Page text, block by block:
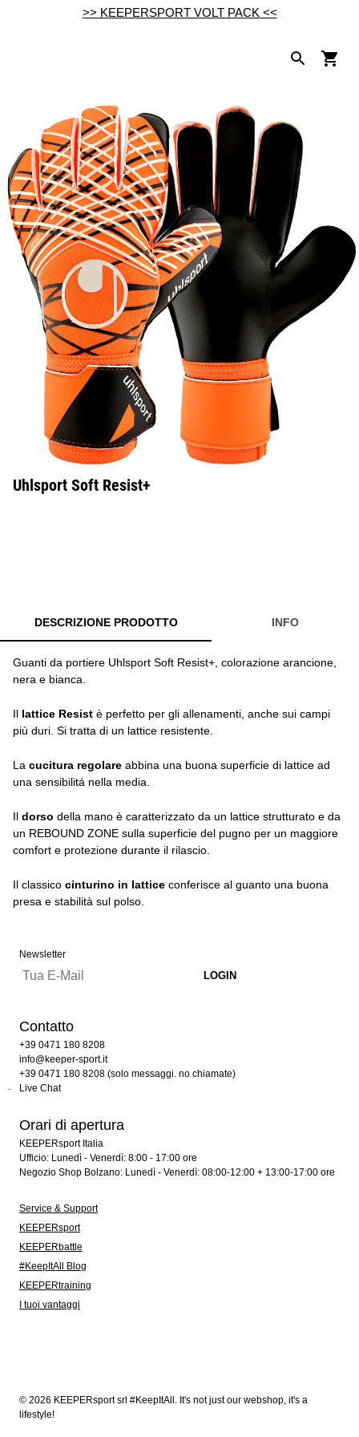
>> KEEPERSPORT VOLT PACK <<
Uhlsport Soft Resist+
DESCRIZIONE PRODOTTO INFO
Guanti da portiere Uhlsport Soft Resist+, colorazione arancione,
nera e bianca.
Il lattice Resist è perfetto per gli allenamenti, anche sui campi
più duri. Si tratta di un lattice resistente.
La cucitura regolare abbina una buona superficie di lattice ad
una sensibilitá nella media.
Il dorso della mano è caratterizzato da un lattice strutturato e da
un REBOUND ZONE sulla superficie del pugno per un maggiore
comfort e protezione durante il rilascio.
Il classico cinturino in lattice conferisce al guanto una buona
presa e stabilità sul polso.
Newsletter
Contatto
+39 0471 180 8208
info@keeper-sport.it
+39 0471 180 8208 (solo messaggi. no chiamate)
Live Chat
Orari di apertura
KEEPERsport Italia
Ufficio: Lunedì - Venerdì: 8:00 - 17:00 ore
Negozio Shop Bolzano: Lunedì - Venerdì: 08:00-12:00 + 13:00-17:00 ore
Service & Support
KEEPERsport
KEEPERbattle
#KeepItAll Blog
KEEPERtraining
I tuoi vantaggi
© 2026 KEEPERsport srl #KeepItAll. It's not just our webshop, it's a
lifestyle!